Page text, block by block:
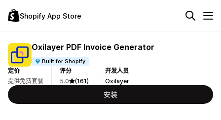
Shopify App Store
Oxilayer PDF Invoice Generator
Built for Shopify
定价
提供免费套餐
评分
5.0
(161)
开发人员
Oxilayer
安装